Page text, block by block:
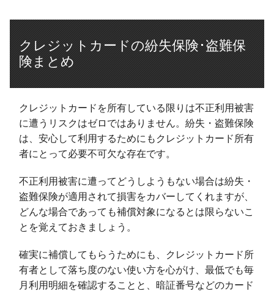
クレジットカードの紛失保険･盗難保
険まとめ
クレジットカードを所有している限りは不正利用被害
に遭うリスクはゼロではありません。紛失・盗難保険
は、安心して利用するためにもクレジットカード所有
者にとって必要不可欠な存在です。
不正利用被害に遭ってどうしようもない場合は紛失・
盗難保険が適用されて損害をカバーしてくれますが、
どんな場合であっても補償対象になるとは限らないこ
とを覚えておきましょう。
確実に補償してもらうためにも、クレジットカード所
有者として落ち度のない使い方を心がけ、最低でも毎
月利用明細を確認することと、暗証番号などのカード